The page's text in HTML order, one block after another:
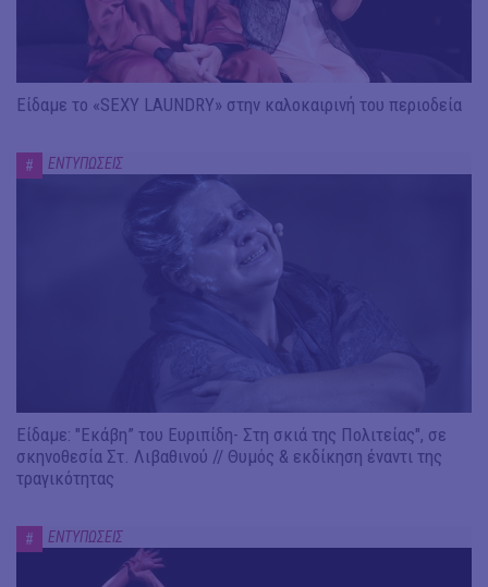
Είδαμε το «SEXY LAUNDRY» στην καλοκαιρινή του περιοδεία
# ΕΝΤΥΠΩΣΕΙΣ
Είδαμε: "Εκάβη” του Ευριπίδη- Στη σκιά της Πολιτείας", σε
σκηνοθεσία Στ. Λιβαθινού // Θυμός & εκδίκηση έναντι της
τραγικότητας
# ΕΝΤΥΠΩΣΕΙΣ